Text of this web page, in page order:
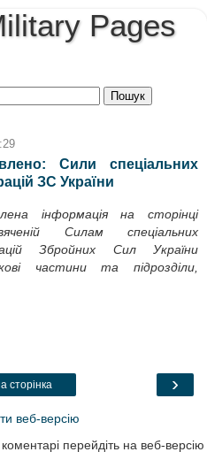
Pages
Сили спеціальних
ЗС України
інформація на сторінці
Силам спеціальних
Збройних Сил України
частини та підрозділи,
›
сторінка
веб-версію
перейдіть на веб-версію